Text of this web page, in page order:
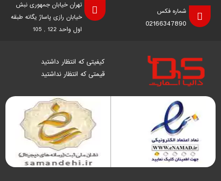
شماره فکس
02166347890
تهران خیابان جمهوری نبش
خیابان رازی پاساژ یگانه طبقه
اول واحد 122 , 105
کیفیتی که انتظار داشتید
قیمتی که انتظار نداشتید